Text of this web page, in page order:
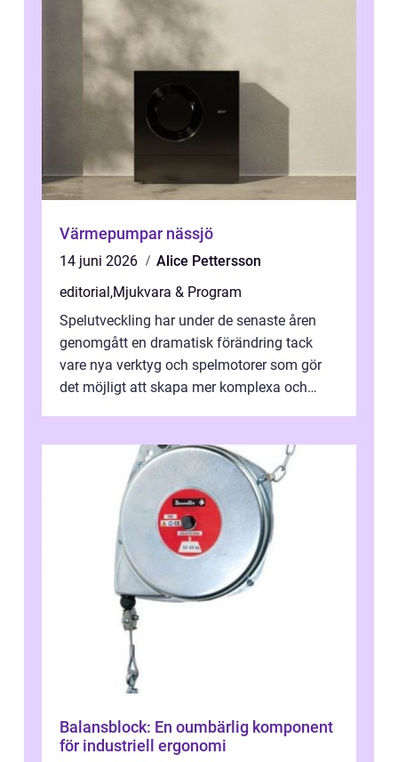
Värmepumpar nässjö
14 juni 2026
Alice Pettersson
editorial,Mjukvara & Program
Spelutveckling har under de senaste åren
genomgått en dramatisk förändring tack
vare nya verktyg och spelmotorer som gör
det möjligt att skapa mer komplexa och
Balansblock: En oumbärlig komponent
för industriell ergonomi